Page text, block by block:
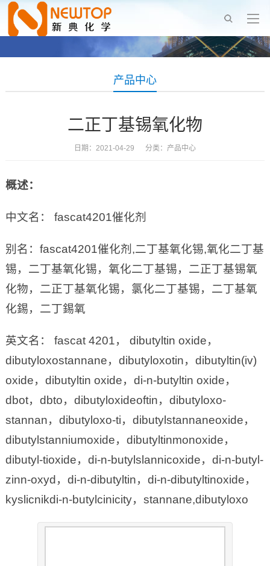
产品中心
二正丁基锡氧化物
日期：2021-04-29 分类： 产品中心
概述：
中文名： fascat4201催化剂
别名：fascat4201催化剂,二丁基氧化锡,氧化二丁基
锡，二丁基氧化锡，氧化二丁基锡，二正丁基锡氧
化物，二正丁基氧化锡，氯化二丁基锡，二丁基氧
化錫，二丁錫氧
英文名： fascat 4201， dibutyltin oxide，
dibutyloxostannane，dibutyloxotin，dibutyltin(iv)
oxide，dibutyltin oxide，di-n-butyltin oxide，
dbot，dbto，dibutyloxideoftin，dibutyloxo-
stannan，dibutyloxo-ti，dibutylstannaneoxide，
dibutylstanniumoxide，dibutyltinmonoxide，
dibutyl-tioxide，di-n-butylslannicoxide，di-n-butyl-
zinn-oxyd，di-n-dibutyltin，di-n-dibutyltinoxide，
kyslicnikdi-n-butylcinicity，stannane,dibutyloxo